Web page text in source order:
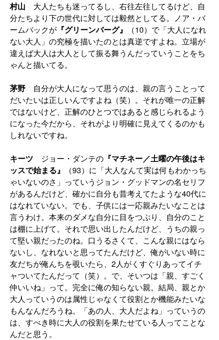
村山 大人たちも迷ってるし、右往左往してるけど、自
分たちより下の世代に対しては毅然としてる。ノア・バ
ームバックが 『グリーンバーグ』
（10）で「大人になれ
ない大人」の究極を描いたのとは真逆ですよね。立場が
違えば大人は大人として振る舞うんだっていうことをち
ゃんと描いてる。
茅野 自分が大人になって思うのは、親の言うことって
だいたいは正しいんですよね（笑）。それが唯一の正解
ではないけど、正解のひとつではあると感じられるよう
になった今だから、それがより明確に見えてくるのかも
しれないですね。
キーツ ジョー・ダンテの 『マチネー／土曜の午後はキ
ッスで始まる』
（93）に「大人なんて実は何もわかっち
ゃいないのさ」っていうジョン・グッドマンの名セリフ
があるんだけど、確かに自分も昔考えてたような40代に
はなれていない。でも、子供には一応親みたいなことは
言うわけ。本来のダメな自分に目をつぶり、自分のこと
は棚に上げて。それで思い出したんだけど、うちの親っ
て堅い親だったのね。口うるさくて、こんな親にはなら
ないし、なれないと思ってたんだけど、俺がいない時に
友だちが俺んちを覗いたら、2人がくすぐりあってイチ
ャついてたんだって（笑）。で、そいつは「親、すごく
仲いいね」って。完全に俺の知らない親。結局、親とか
大人っていうのは属性じゃなくて役割とか機能みたいな
もんなんだろうね。「あの人、大人だよね」っていうの
は、すべき時に大人の役割を果たせている人ってことな
んだと思う。